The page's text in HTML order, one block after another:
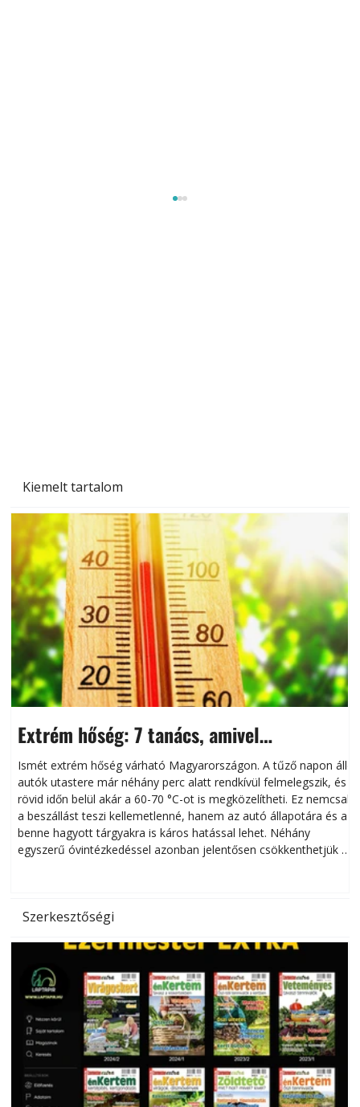
Kiemelt tartalom
Extrém hőség: 7 tanács, amivel
megóvhatjuk autónkat a nyári károktól
Ismét extrém hőség várható Magyarországon. A tűző napon álló
autók utastere már néhány perc alatt rendkívül felmelegszik, és
rövid időn belül akár a 60-70 °C-ot is megközelítheti. Ez nemcsak
a beszállást teszi kellemetlenné, hanem az autó állapotára és a
benne hagyott tárgyakra is káros hatással lehet. Néhány
egyszerű óvintézkedéssel azonban jelentősen csökkenthetjük a
Szerkesztőségi